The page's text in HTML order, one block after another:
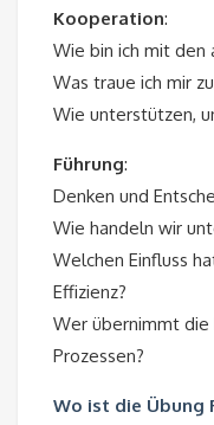
Kooperation:
Wie bin ich mit den
Was traue ich mir
Wie unterstützen,
Führung:
Denken und
Wie handeln wir
Welchen Einfluss
Effizienz?
Wer übernimmt die
Prozessen?
Wo ist die Übung